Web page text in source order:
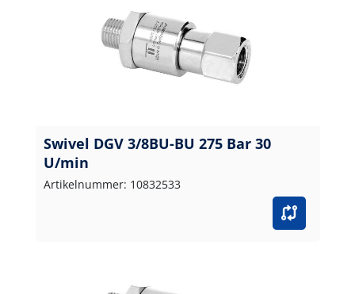
Swivel DGV 3/8BU-BU 275 Bar 30
U/min
Artikelnummer: 10832533